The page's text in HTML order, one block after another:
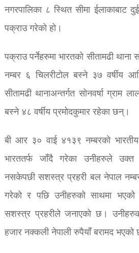
नगरपालिका ८ स्थित सीमा ईलाकाबाट
पक्राउ गरेको हो।
पक्राउ पर्नेहरुमा भारतको सीतामढी थाना
नम्बर ६ चिलरीटोल बस्ने ३७ वर्षीय
सीतामढी थानाअन्तर्गत सोनवर्षा ग्राम
बस्ने ४८ वर्षीय प्रमोदकुमार रहेका छन्।
बी आर ३० वाई ४१३९ नम्बरको
भारततर्फ जाँदै गरेका उनीहरुले
नसकेपछी सशस्त्र प्रहरी बल नेपाल
गरेको र पछि उनीहरुको साथमा
सशस्त्र प्रहरीले जनाएको छ।
हजार नक्कली नेपाली रुपैयाँ बरामद भएको